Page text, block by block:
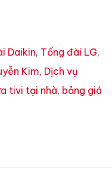
Daikin, Tổng đài LG,
Kim, Dịch vụ
tivi tại nhà, bảng giá